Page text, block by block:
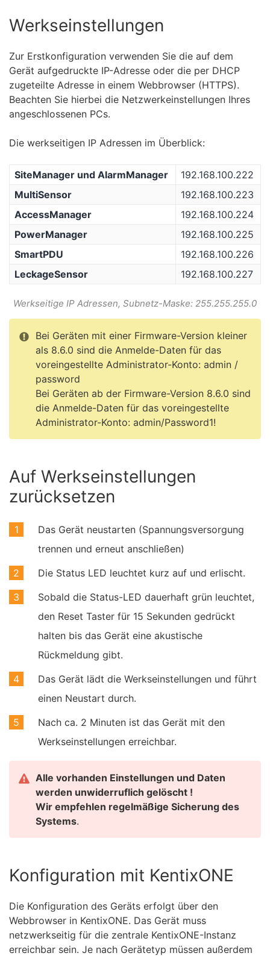
Werkseinstellungen
Zur Erstkonfiguration verwenden Sie die auf dem
Gerät aufgedruckte IP-Adresse oder die per DHCP
zugeteilte Adresse in einem Webbrowser (HTTPS).
Beachten Sie hierbei die Netzwerkeinstellungen Ihres
angeschlossenen PCs.
Die werkseitigen IP Adressen im Überblick:
SiteManager und AlarmManager
192.168.100.222
MultiSensor
192.168.100.223
AccessManager
192.168.100.224
PowerManager
192.168.100.225
SmartPDU
192.168.100.226
LeckageSensor
192.168.100.227
Werkseitige IP Adressen, Subnetz-Maske: 255.255.255.0
Bei Geräten mit einer Firmware-Version kleiner
als 8.6.0 sind die Anmelde-Daten für das
voreingestellte Administrator-Konto: admin /
password
Bei Geräten ab der Firmware-Version 8.6.0 sind
die Anmelde-Daten für das voreingestellte
Administrator-Konto: admin/Password1!
Auf Werkseinstellungen
zurücksetzen
Das Gerät neustarten (Spannungsversorgung
trennen und erneut anschließen)
Die Status LED leuchtet kurz auf und erlischt.
Sobald die Status-LED dauerhaft grün leuchtet,
den Reset Taster für 15 Sekunden gedrückt
halten bis das Gerät eine akustische
Rückmeldung gibt.
Das Gerät lädt die Werkseinstellungen und führt
einen Neustart durch.
Nach ca. 2 Minuten ist das Gerät mit den
Werkseinstellungen erreichbar.
Alle vorhanden Einstellungen und Daten
werden unwiderruflich gelöscht !
Wir empfehlen regelmäßige Sicherung des
Systems.
Konfiguration mit KentixONE
Die Konfiguration des Geräts erfolgt über den
Webbrowser in KentixONE. Das Gerät muss
netzwerkseitig für die zentrale KentixONE-Instanz
erreichbar sein. Je nach Gerätetyp müssen außerdem